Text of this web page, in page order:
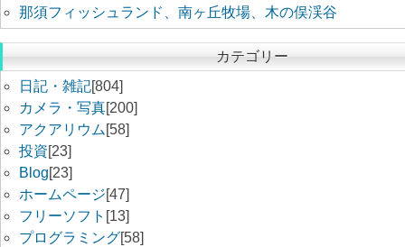
那須フィッシュランド、南ヶ丘牧場、木の俣渓谷
カテゴリー
日記・雑記[804]
カメラ・写真[200]
アクアリウム[58]
投資[23]
Blog[23]
ホームページ[47]
フリーソフト [13]
プログラミング[58]